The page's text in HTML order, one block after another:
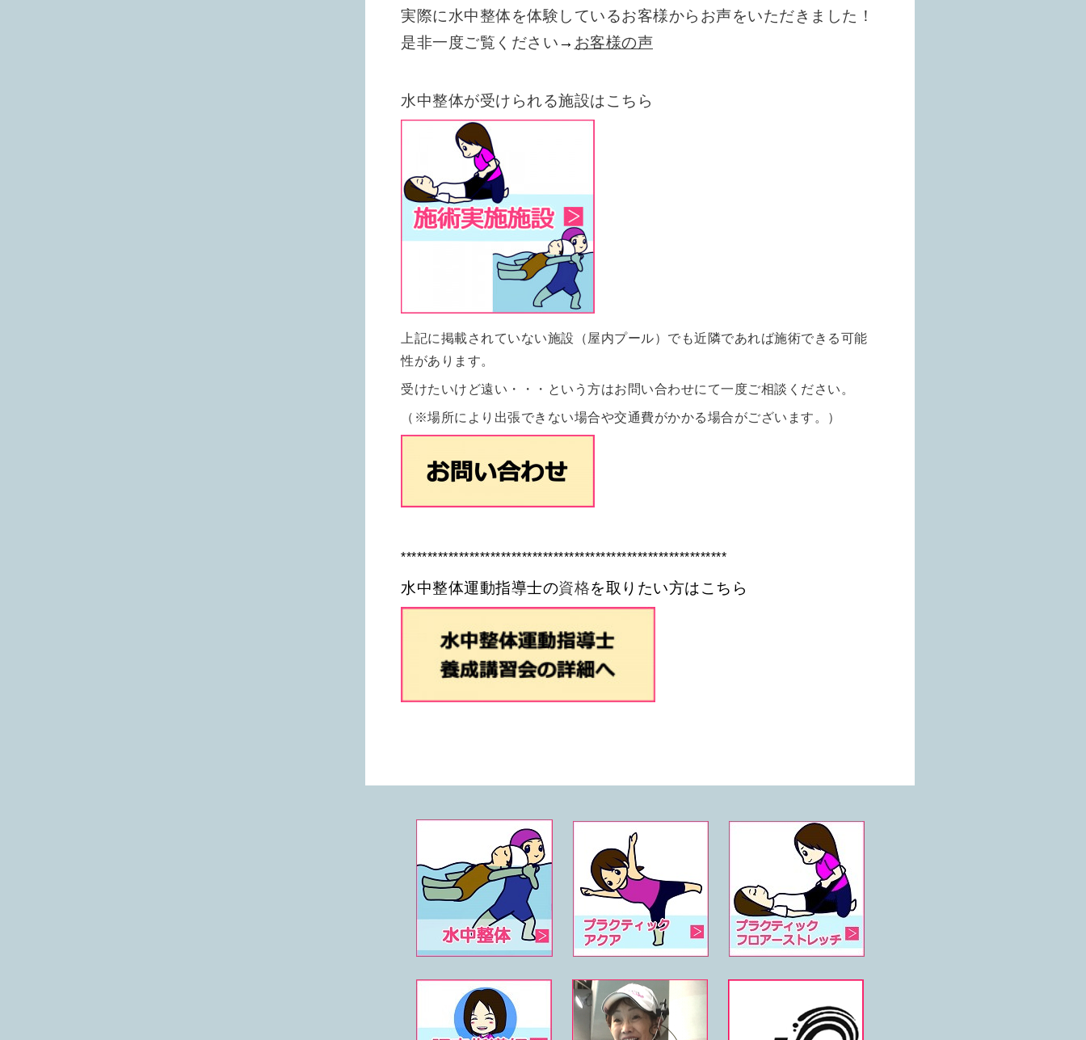
実際に水中整体を体験しているお客様から お声をいただきました！
是非一度ご覧ください→ お客様の声
水中整体が受けられる施設はこちら
上記に掲載されていない施設（屋内プール）でも近隣であれば施術できる可能
性があります。
受けたいけど遠い・・・という方はお問い合わせにて一度ご相談ください。
（※場所により出張できない場合や交通費がかかる場合がございます。）
**************************************************************
水中整体運動指導士の資格を取りたい方はこちら